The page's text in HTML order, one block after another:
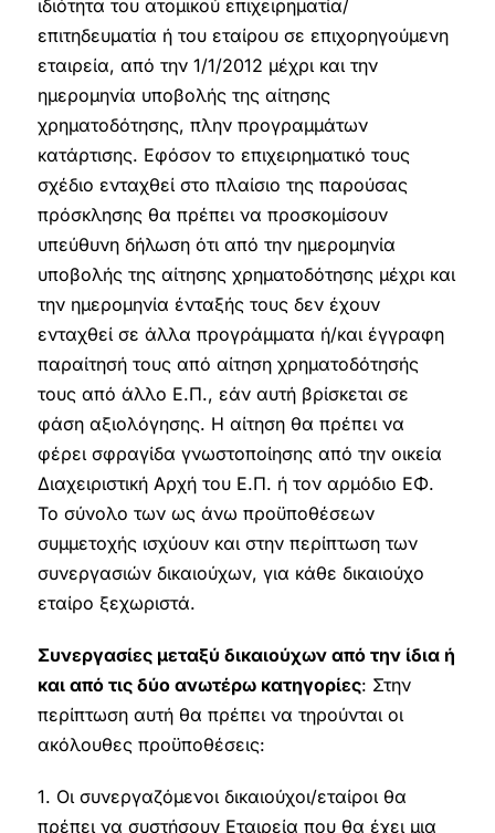
ιδιότητα του ατομικού επιχειρηματία/
επιτηδευματία ή του εταίρου σε επιχορηγούμενη
εταιρεία, από την 1/1/2012 μέχρι και την
ημερομηνία υποβολής της αίτησης
χρηματοδότησης, πλην προγραμμάτων
κατάρτισης. Εφόσον το επιχειρηματικό τους
σχέδιο ενταχθεί στο πλαίσιο της παρούσας
πρόσκλησης θα πρέπει να προσκομίσουν
υπεύθυνη δήλωση ότι από την ημερομηνία
υποβολής της αίτησης χρηματοδότησης μέχρι και
την ημερομηνία ένταξής τους δεν έχουν
ενταχθεί σε άλλα προγράμματα ή/και έγγραφη
παραίτησή τους από αίτηση χρηματοδότησής
τους από άλλο Ε.Π., εάν αυτή βρίσκεται σε
φάση αξιολόγησης. Η αίτηση θα πρέπει να
φέρει σφραγίδα γνωστοποίησης από την οικεία
Διαχειριστική Αρχή του Ε.Π. ή τον αρμόδιο ΕΦ.
Το σύνολο των ως άνω προϋποθέσεων
συμμετοχής ισχύουν και στην περίπτωση των
συνεργασιών δικαιούχων, για κάθε δικαιούχο
εταίρο ξεχωριστά.
Συνεργασίες μεταξύ δικαιούχων από την ίδια ή
και από τις δύο ανωτέρω κατηγορίες: Στην
περίπτωση αυτή θα πρέπει να τηρούνται οι
ακόλουθες προϋποθέσεις:
1. Οι συνεργαζόμενοι δικαιούχοι/εταίροι θα
πρέπει να συστήσουν Εταιρεία που θα έχει μια